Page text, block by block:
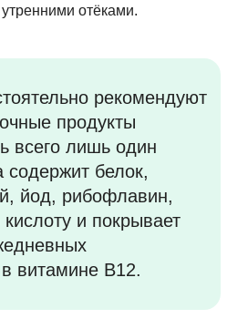
отёками.
рекомендуют
продукты
всего лишь один
содержит белок,
йод, рибофлавин,
и покрывает
витамине B12.